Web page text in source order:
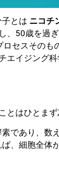
とは ニコチ
、50歳を過
セスそのも
エイジング
はひとまず
であり、数
、細胞全体